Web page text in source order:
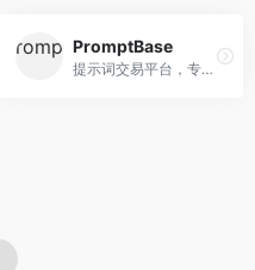
PromptBase
提示词交易平台，专注于高质量提示词买卖。面向AI创作者，提供提示词交易、模板购买、创作者收益等服务，提示词质量高。